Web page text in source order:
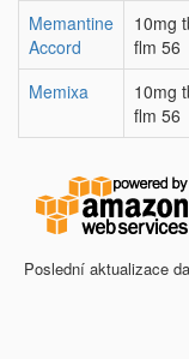
Memantine
Accord
10mg
flm 56
Memixa
10mg
flm 56
Poslední aktualizace